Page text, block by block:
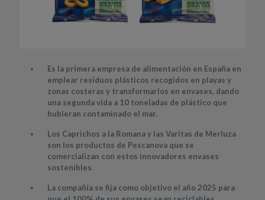
Es la primera empresa de alimentación en España en
emplear residuos plásticos recogidos en playas y
zonas costeras y transformarlos en envases, dando
una segunda vida a 10 toneladas de plástico que
hubieran contaminado el mar.
Los Caprichos a la Romana y las Varitas de Merluza
son los productos de Pescanova que se
comercializan con estos innovadores envases
sostenibles.
La compañía se fija como objetivo el año 2025 para